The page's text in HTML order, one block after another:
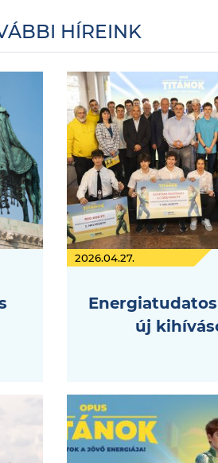
HÍREINK
2026.04.27.
új